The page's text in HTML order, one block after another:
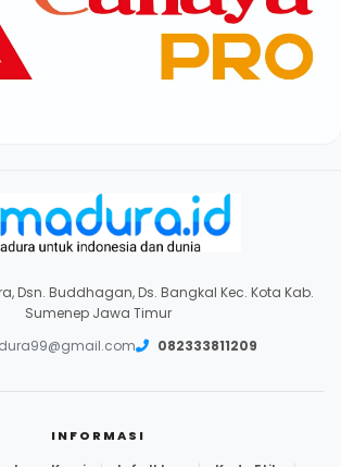
Dsn. Buddhagan, Ds. Bangkal Kec. Kota Kab.
Sumenep Jawa Timur
082333811209
INFORMASI